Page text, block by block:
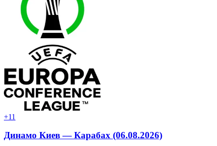
+11
Динамо Киев — Карабах (06.08.2026)